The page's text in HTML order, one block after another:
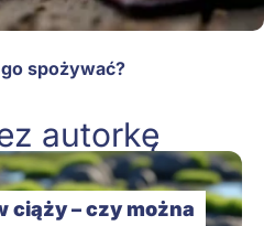
spożywać?
autorkę
ciąży – czy można